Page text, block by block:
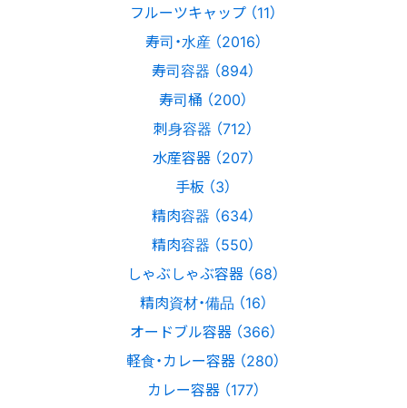
フルーツキャップ （11）
寿司・水産 （2016）
寿司容器 （894）
寿司桶 （200）
刺身容器 （712）
水産容器 （207）
手板 （3）
精肉容器 （634）
精肉容器 （550）
しゃぶしゃぶ容器 （68）
精肉資材・備品 （16）
オードブル容器 （366）
軽食・カレー容器 （280）
カレー容器 （177）